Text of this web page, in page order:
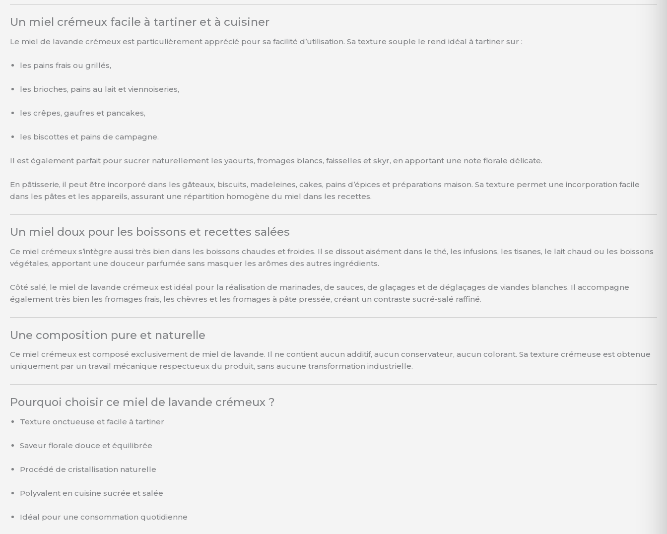
Un miel crémeux facile à tartiner et à cuisiner
Le miel de lavande crémeux est particulièrement apprécié pour sa facilité d’utilisation. Sa texture souple le rend idéal à tartiner sur :
les pains frais ou grillés,
les brioches, pains au lait et viennoiseries,
les crêpes, gaufres et pancakes,
les biscottes et pains de campagne.
Il est également parfait pour sucrer naturellement les yaourts, fromages blancs, faisselles et skyr, en apportant une note florale délicate.
En pâtisserie, il peut être incorporé dans les gâteaux, biscuits, madeleines, cakes, pains d’épices et préparations maison. Sa texture permet une incorporation facile
dans les pâtes et les appareils, assurant une répartition homogène du miel dans les recettes.
Un miel doux pour les boissons et recettes salées
Ce miel crémeux s’intègre aussi très bien dans les boissons chaudes et froides. Il se dissout aisément dans le thé, les infusions, les tisanes, le lait chaud ou les boissons
végétales, apportant une douceur parfumée sans masquer les arômes des autres ingrédients.
Côté salé, le miel de lavande crémeux est idéal pour la réalisation de marinades, de sauces, de glaçages et de déglaçages de viandes blanches. Il accompagne
également très bien les fromages frais, les chèvres et les fromages à pâte pressée, créant un contraste sucré-salé raffiné.
Une composition pure et naturelle
Ce miel crémeux est composé exclusivement de miel de lavande. Il ne contient aucun additif, aucun conservateur, aucun colorant. Sa texture crémeuse est obtenue
uniquement par un travail mécanique respectueux du produit, sans aucune transformation industrielle.
Pourquoi choisir ce miel de lavande crémeux ?
Texture onctueuse et facile à tartiner
Saveur florale douce et équilibrée
Procédé de cristallisation naturelle
Polyvalent en cuisine sucrée et salée
Idéal pour une consommation quotidienne